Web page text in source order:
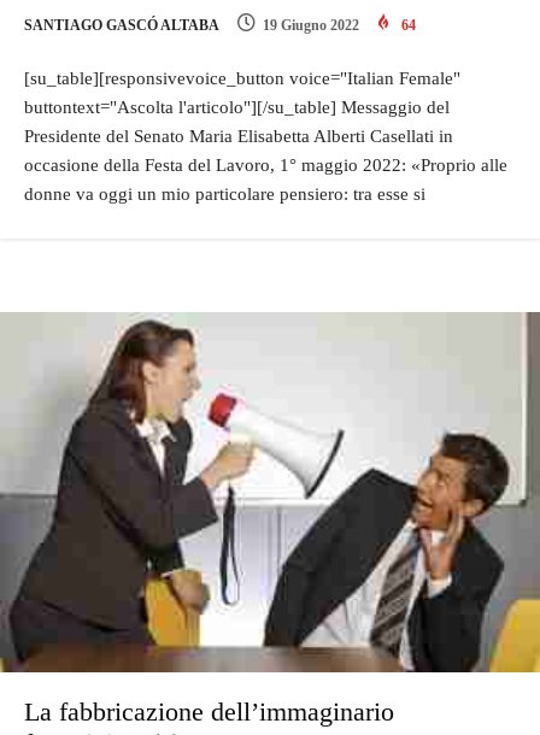
SANTIAGO GASCÓ ALTABA 19 Giugno 2022 64
[su_table][responsivevoice_button voice="Italian Female"
buttontext="Ascolta l'articolo"][/su_table] Messaggio del
Presidente del Senato Maria Elisabetta Alberti Casellati in
occasione della Festa del Lavoro, 1° maggio 2022: «Proprio alle
donne va oggi un mio particolare pensiero: tra esse si
La fabbricazione dell’immaginario